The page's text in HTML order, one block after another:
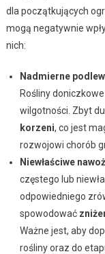
dla początkujących
mogą negatywnie
nich:
Nadmierne
Rośliny
wilgotności. Zbyt
korzeni, co jest
rozwojowi chorób
Niewłaściwe
częstego lub
odpowiedniego
spowodować
Ważne jest, aby
rośliny oraz do